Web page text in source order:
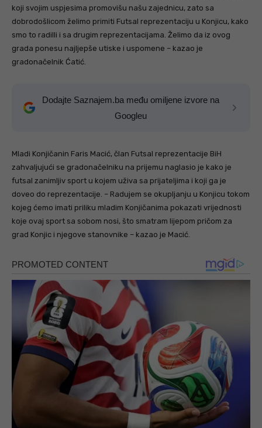
koji svojim uspjesima promovišu našu zajednicu, zato sa
dobrodošlicom želimo primiti Futsal reprezentaciju u Konjicu, kako
smo to radilli i sa drugim reprezentacijama. Želimo da iz ovog
grada ponesu najljepše utiske i uspomene – kazao je
gradonačelnik Ćatić.
Dodajte Saznajem.ba među omiljene izvore na
Googleu
Mladi Konjičanin Faris Macić, član Futsal reprezentacije BiH
zahvaljujući se gradonačelniku na prijemu naglasio je kako je
futsal zanimljiv sport u kojem uživa sa prijateljima i koji ga je
doveo do reprezentacije. – Radujem se okupljanju u Konjicu tokom
kojeg ćemo imati priliku mladim Konjičanima pokazati vrijednosti
koje ovaj sport sa sobom nosi, što smatram lijepom pričom za
grad Konjic i njegove stanovnike – kazao je Macić.